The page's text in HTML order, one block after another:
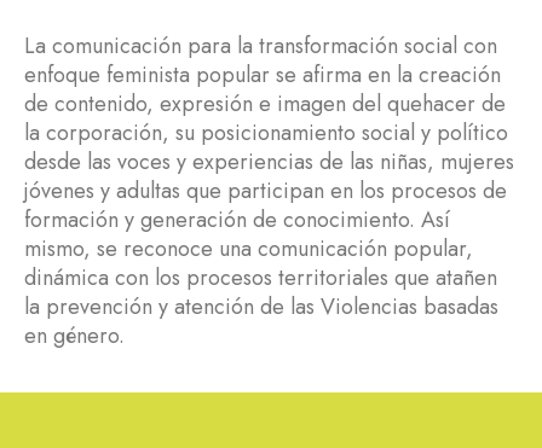
La comunicación para la transformación social con
enfoque feminista popular se afirma en la creación
de contenido, expresión e imagen del quehacer de
la corporación, su posicionamiento social y político
desde las voces y experiencias de las niñas, mujeres
jóvenes y adultas que participan en los procesos de
formación y generación de conocimiento. Así
mismo, se reconoce una comunicación popular,
dinámica con los procesos territoriales que atañen
la prevención y atención de las Violencias basadas
en género.